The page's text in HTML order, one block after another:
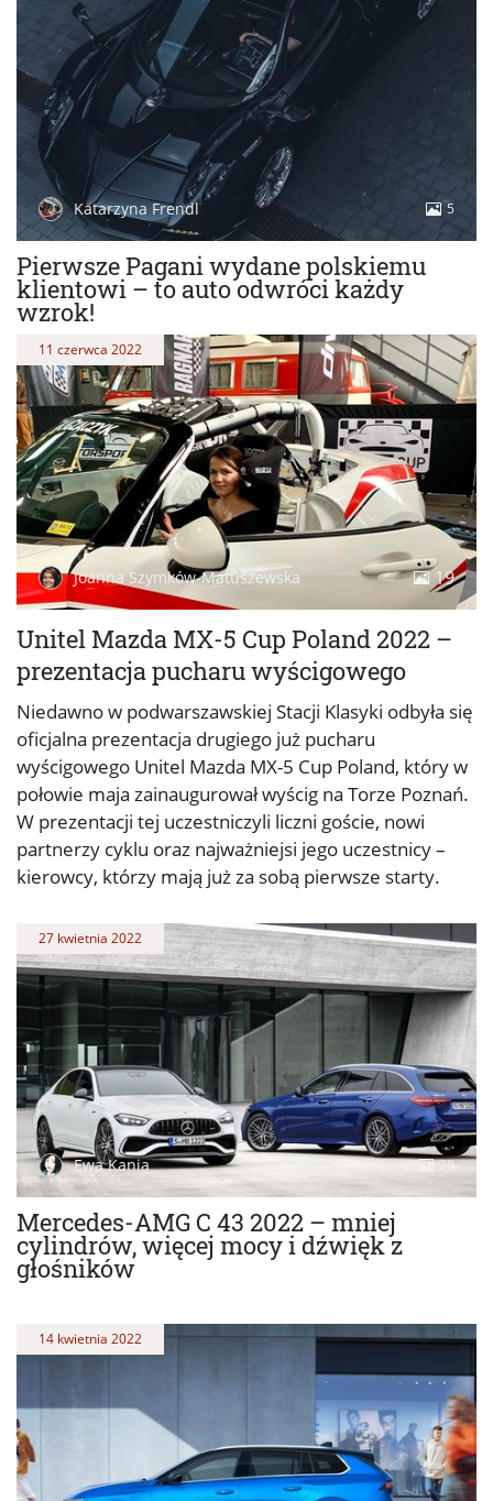
Pierwsze Pagani wydane polskiemu
klientowi – to auto odwróci każdy
wzrok!
Katarzyna Frendl 5
Unitel Mazda MX-5 Cup Poland 2022 –
prezentacja pucharu wyścigowego
11 czerwca 2022
Joanna Szymków-Matuszewska 19
Niedawno w podwarszawskiej Stacji Klasyki odbyła się
oficjalna prezentacja drugiego już pucharu
wyścigowego Unitel Mazda MX-5 Cup Poland, który w
połowie maja zainaugurował wyścig na Torze Poznań.
W prezentacji tej uczestniczyli liczni goście, nowi
partnerzy cyklu oraz najważniejsi jego uczestnicy –
kierowcy, którzy mają już za sobą pierwsze starty.
Mercedes-AMG C 43 2022 – mniej
cylindrów, więcej mocy i dźwięk z
głośników
27 kwietnia 2022
Ewa Kania 20
14 kwietnia 2022